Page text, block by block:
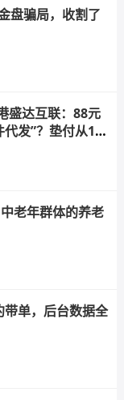
盘骗局，收割了
盛达互联：88元
发”？垫付从10
老年群体的养老
单，后台数据全